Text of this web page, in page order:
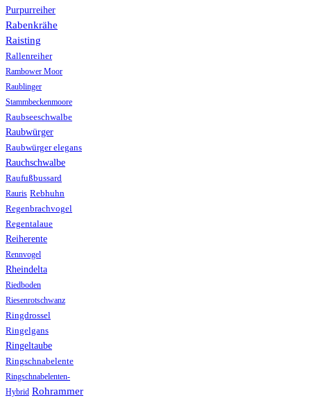
Purpurreiher
Rabenkrähe
Raisting
Rallenreiher
Rambower Moor
Raublinger
Stammbeckenmoore
Raubseeschwalbe
Raubwürger
Raubwürger elegans
Rauchschwalbe
Raufußbussard
Rauris Rebhuhn
Regenbrachvogel
Regentalaue
Reiherente
Rennvogel
Rheindelta
Riedboden
Riesenrotschwanz
Ringdrossel
Ringelgans
Ringeltaube
Ringschnabelente
Ringschnabelenten-
Hybrid Rohrammer